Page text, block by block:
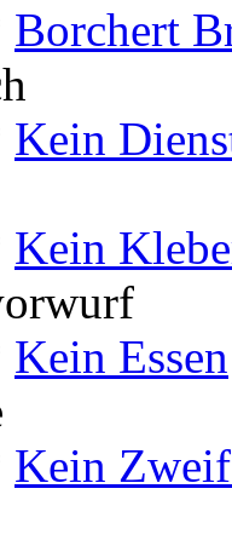
Borchert
Kein
Kein
Kein Essen
Kein